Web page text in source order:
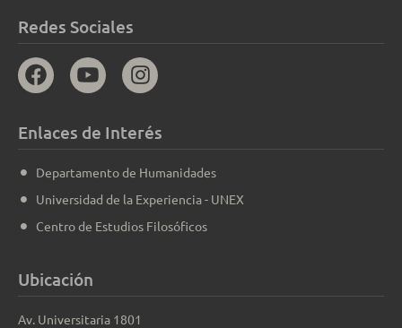
Redes Sociales
Enlaces de Interés
Departamento de Humanidades
Universidad de la Experiencia - UNEX
Centro de Estudios Filosóficos
Ubicación
Av. Universitaria 1801